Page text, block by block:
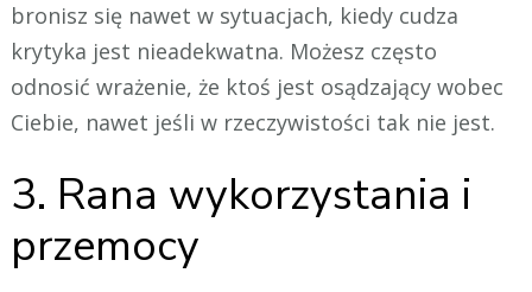
bronisz się nawet w sytuacjach, kiedy cudza
krytyka jest nieadekwatna. Możesz często
odnosić wrażenie, że ktoś jest osądzający wobec
Ciebie, nawet jeśli w rzeczywistości tak nie jest.
3. Rana wykorzystania i
przemocy